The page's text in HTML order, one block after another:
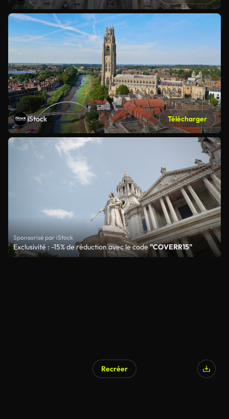
iStock Télécharger
Sponsorisé par iStock
Exclusivité : -15% de réduction avec le code"COVERR15"
Recréer